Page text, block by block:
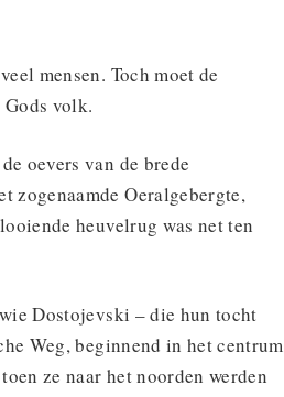
mensen. Toch moet de
volk.
oevers van de brede
zogenaamde Oeralgebergte,
heuvelrug was net ten
Dostojevski – die hun tocht
Weg, beginnend in het centrum
ze naar het noorden werden